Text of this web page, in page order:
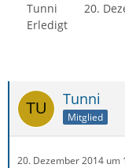
Tunni 20.
Erledigt
Tunni
Mitglied
20. Dezember 2014 um